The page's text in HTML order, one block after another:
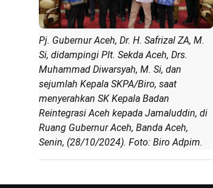
Pj. Gubernur Aceh, Dr. H. Safrizal ZA, M.
Si, didampingi Plt. Sekda Aceh, Drs.
Muhammad Diwarsyah, M. Si, dan
sejumlah Kepala SKPA/Biro, saat
menyerahkan SK Kepala Badan
Reintegrasi Aceh kepada Jamaluddin, di
Ruang Gubernur Aceh, Banda Aceh,
Senin, (28/10/2024). Foto: Biro Adpim.